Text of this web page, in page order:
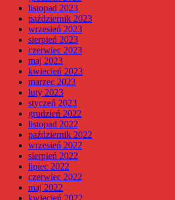
listopad 2023
październik 2023
wrzesień 2023
sierpień 2023
czerwiec 2023
maj 2023
kwiecień 2023
marzec 2023
luty 2023
styczeń 2023
grudzień 2022
listopad 2022
październik 2022
wrzesień 2022
sierpień 2022
lipiec 2022
czerwiec 2022
maj 2022
kwiecień 2022